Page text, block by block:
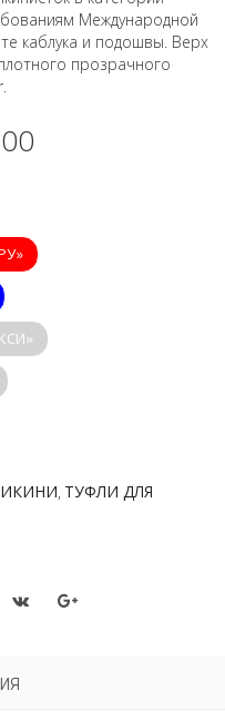
Международной
каблука и подошвы. Верх
прозрачного
ТУФЛИ ДЛЯ